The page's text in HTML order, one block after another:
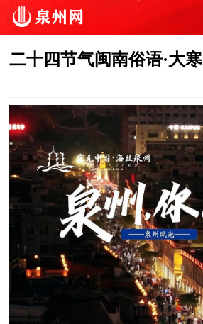
二十四节气闽南俗语·大寒